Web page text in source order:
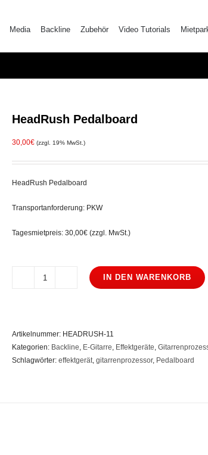
Media Backline Zubehör Video Tutorials
HeadRush Pedalboard
30,00€ (zzgl. 19% MwSt.)
HeadRush Pedalboard
Transportanforderung: PKW
Tagesmietpreis: 30,00€ (zzgl. MwSt.)
HeadRush
IN DEN WARENKORB
Artikelnummer: HEADRUSH-11
Kategorien: Backline, E-Gitarre, Effektgeräte,
Schlagwörter: effektgerät, gitarrenprozessor, Pedalboard